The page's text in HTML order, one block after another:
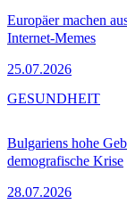
Europäer machen
Internet-Memes
25.07.2026
Bulgariens hohe
demografische Krise
28.07.2026
GESUNDHEIT